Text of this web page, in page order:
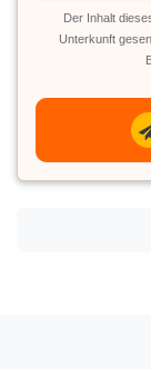
Der Inhalt
Unterkunft